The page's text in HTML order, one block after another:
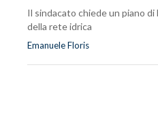
Il sindacato chiede un piano
della rete idrica
Emanuele Floris